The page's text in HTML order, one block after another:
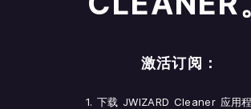
激活订阅：
1. 下载 JWIZARD Cleaner 应用程